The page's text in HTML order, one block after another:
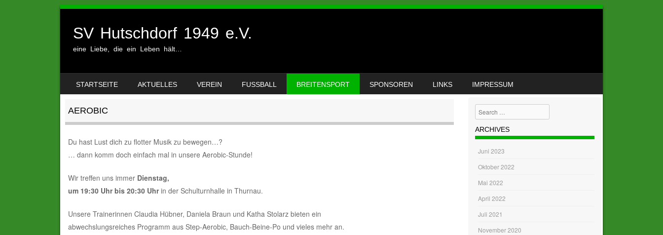
SV Hutschdorf 1949 e.V.
eine Liebe, die ein Leben hält…
MENU
STARTSEITE AKTUELLES VEREIN FUSSBALL BREITENSPORT SPONSOREN LINKS IMPRESSUM
AEROBIC
Du hast Lust dich zu flotter Musik zu bewegen…?
… dann komm doch einfach mal in unsere Aerobic-Stunde!
Wir treffen uns immer Dienstag,
um 19:30 Uhr bis 20:30 Uhrin der Schulturnhalle in Thurnau.
Unsere Trainerinnen Claudia Hübner, Daniela Braun und Katha Stolarz bieten ein
abwechslungsreiches Programm aus Step-Aerobic, Bauch-Beine-Po und vieles mehr an.
Search
ARCHIVES
Juni 2023
Oktober 2022
Mai 2022
April 2022
Juli 2021
November 2020